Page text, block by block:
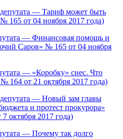
— Тариф может быть
165 от 04 ноября 2017 года)
— Финансовая помощь и
Саров» № 165 от 04 ноября
— «Коробку» снес. Что
164 от 21 октября 2017 года)
— Новый зам главы
и протест прокурора»
октября 2017 года)
— Почему так долго